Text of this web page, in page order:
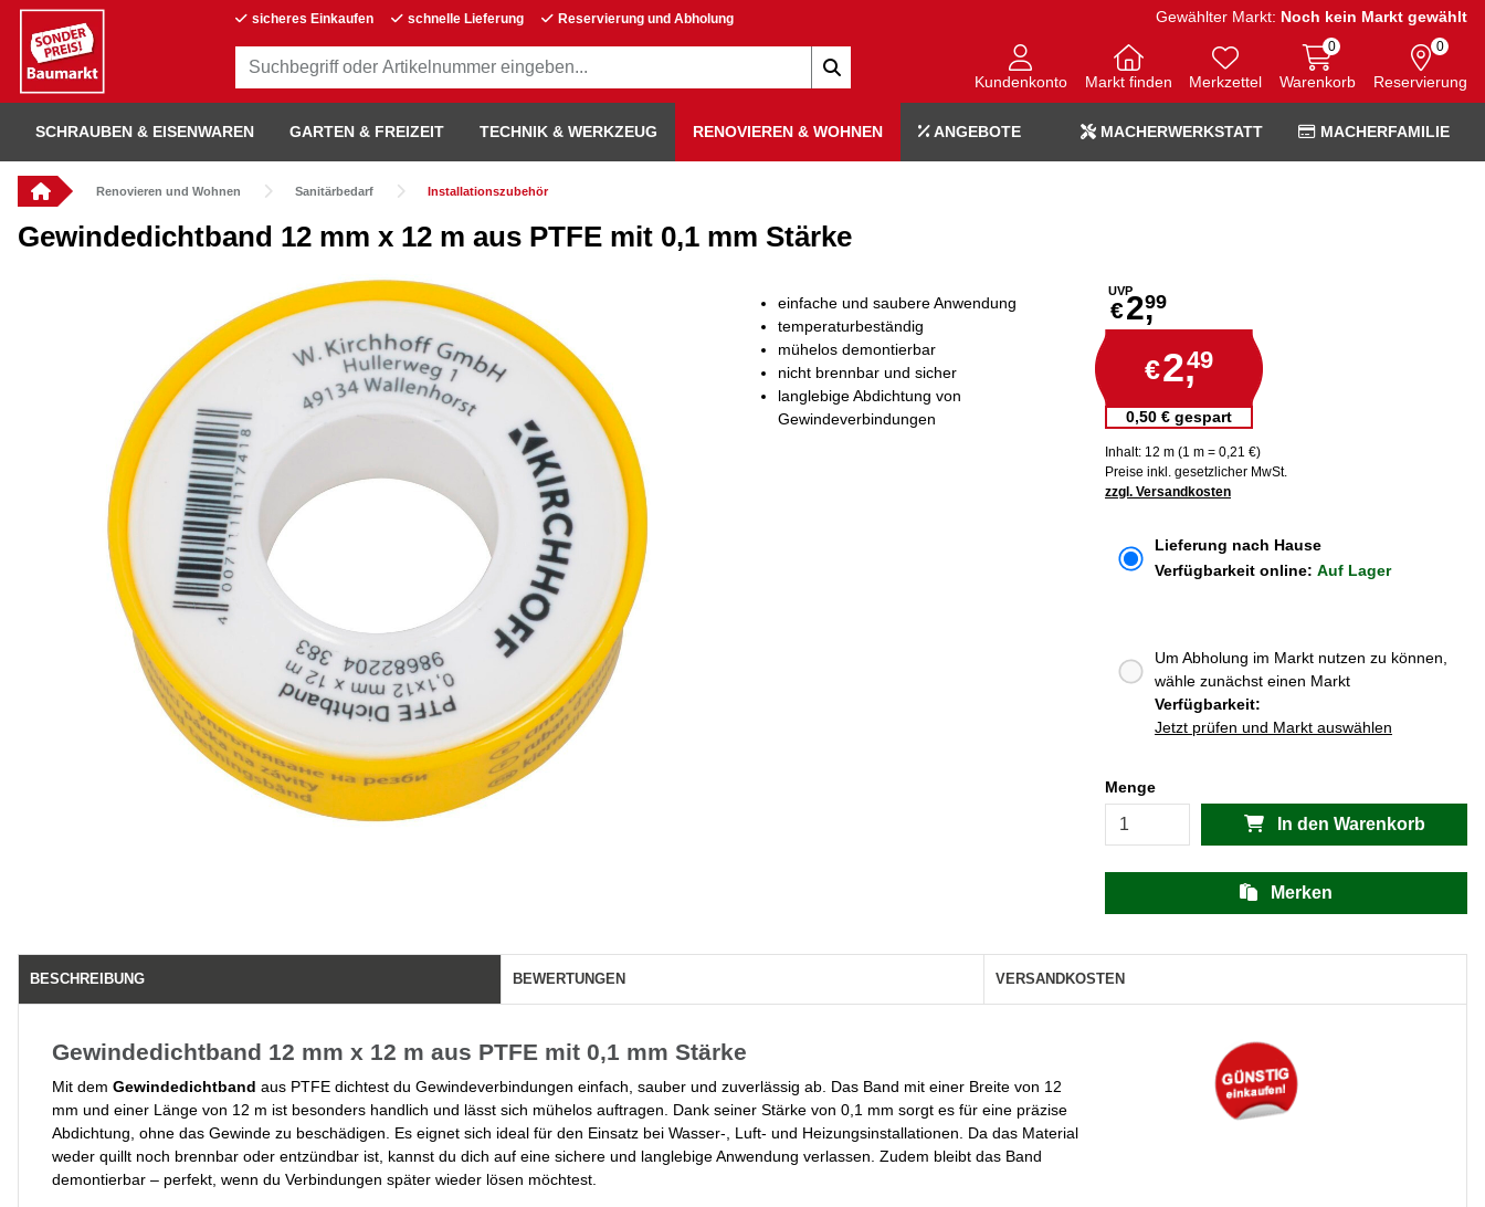
sicheres Einkaufen schnelle Lieferung Reservierung und Abholung Gewählter Markt: Noch kein Markt gewählt
Kundenkonto Markt finden Merkzettel Warenkorb
0
Reservierung
0
SCHRAUBEN & EISENWAREN GARTEN & FREIZEIT TECHNIK & WERKZEUG RENOVIEREN & WOHNEN ANGEBOTE MACHERWERKSTATT MACHERFAMILIE
Renovieren und Wohnen Sanitärbedarf Installationszubehör
Gewindedichtband 12 mm x 12 m aus PTFE mit 0,1 mm Stärke
UVP
€2,99
€2,49
0,50 € gespart
Inhalt: 12 m (1 m = 0,21 €)
Preise inkl. gesetzlicher MwSt.
zzgl. Versandkosten
einfache und saubere Anwendung
temperaturbeständig
mühelos demontierbar
nicht brennbar und sicher
langlebige Abdichtung von
Gewindeverbindungen
Lieferung nach Hause
Verfügbarkeit online: Auf Lager
Um Abholung im Markt nutzen zu können,
wähle zunächst einen Markt
Verfügbarkeit:
Jetzt prüfen und Markt auswählen
Menge
In den Warenkorb
Merken
BESCHREIBUNG BEWERTUNGEN VERSANDKOSTEN
Gewindedichtband 12 mm x 12 m aus PTFE mit 0,1 mm Stärke
Mit dem Gewindedichtband aus PTFE dichtest du Gewindeverbindungen einfach, sauber und zuverlässig ab. Das Band mit einer Breite von 12
mm und einer Länge von 12 m ist besonders handlich und lässt sich mühelos auftragen. Dank seiner Stärke von 0,1 mm sorgt es für eine präzise
Abdichtung, ohne das Gewinde zu beschädigen. Es eignet sich ideal für den Einsatz bei Wasser-, Luft- und Heizungsinstallationen. Da das Material
weder quillt noch brennbar oder entzündbar ist, kannst du dich auf eine sichere und langlebige Anwendung verlassen. Zudem bleibt das Band
demontierbar – perfekt, wenn du Verbindungen später wieder lösen möchtest.